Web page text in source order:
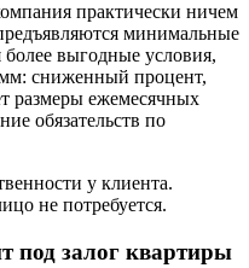
практически ничем
минимальные
более выгодные условия,
сниженный процент,
размеры ежемесячных
обязательств по
у клиента.
не потребуется.
под залог квартиры